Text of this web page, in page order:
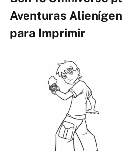
Aventuras
para Imprimir